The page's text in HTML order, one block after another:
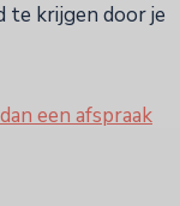
te krijgen door je
een afspraak